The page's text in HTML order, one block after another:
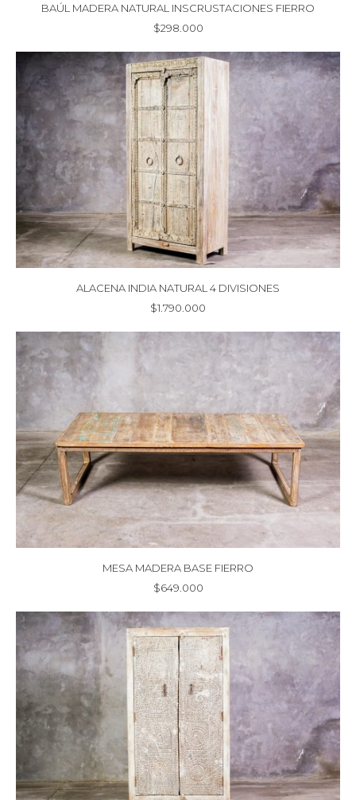
BAÚL MADERA NATURAL INSCRUSTACIONES FIERRO
$298.000
ALACENA INDIA NATURAL 4 DIVISIONES
$1.790.000
MESA MADERA BASE FIERRO
$649.000